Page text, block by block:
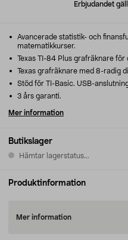
Erbjudandet
Butikslager
Hämtar lagerstatus...
Avancerade statistik- och
matematikkurser.
Texas TI-84 Plus grafräknare för
Texas grafräknare med 8-radig
Stöd för TI-Basic. USB-
3 års garanti.
Mer information
Produktinformation
Mer information